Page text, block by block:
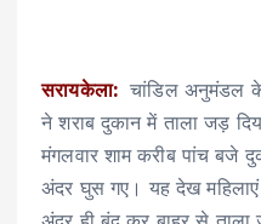
सरायकेला:चांडिल अनुमंडल के
ने शराब दुकान में ताला जड़
मंगलवार शाम करीब पांच बजे
अंदर घुस गए। यह देख महिलाएं